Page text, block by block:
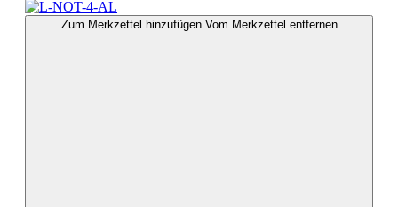
Zum Merkzettel hinzufügen Vom Merkzettel entfernen